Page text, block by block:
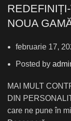
NOUA
februarie 17,
Posted by
MAI MULT
DIN
care ne pune în